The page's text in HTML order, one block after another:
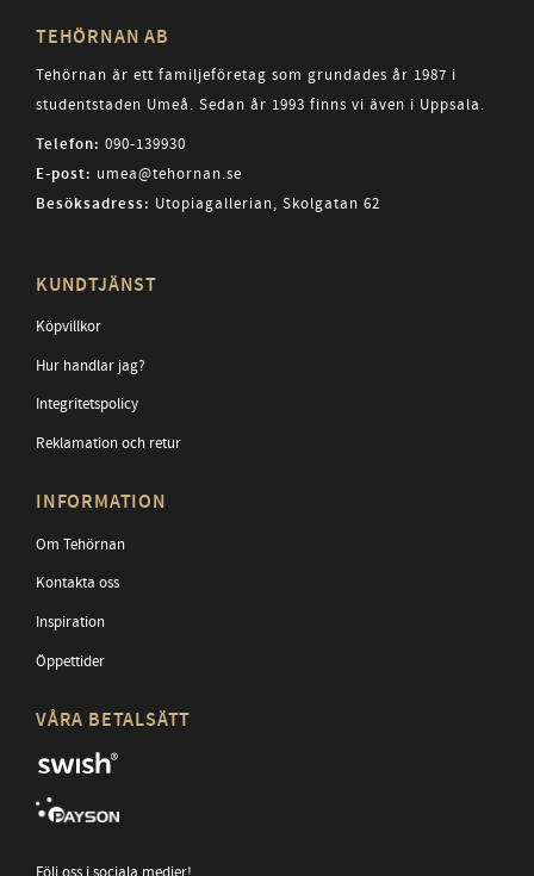
TEHÖRNAN AB
Tehörnan är ett familjeföretag som grundades år 1987 i
studentstaden Umeå. Sedan år 1993 finns vi även i Uppsala.
Telefon: 090-139930
E-post: umea@tehornan.se
Besöksadress: Utopiagallerian, Skolgatan 62
KUNDTJÄNST
Köpvillkor
Hur handlar jag?
Integritetspolicy
Reklamation och retur
INFORMATION
Om Tehörnan
Kontakta oss
Inspiration
Öppettider
VÅRA BETALSÄTT